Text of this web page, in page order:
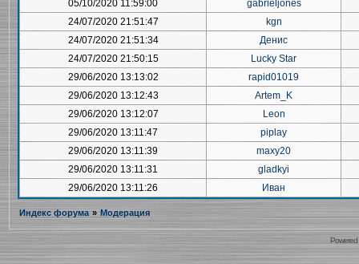
05/10/2020 11:59:00
gabrieljones
24/07/2020 21:51:47
kgn
24/07/2020 21:51:34
Денис
24/07/2020 21:50:15
Lucky Star
29/06/2020 13:13:02
rapid01019
29/06/2020 13:12:43
Artem_K
29/06/2020 13:12:07
Leon
29/06/2020 13:11:47
piplay
29/06/2020 13:11:39
maxy20
29/06/2020 13:11:31
gladkyi
29/06/2020 13:11:26
Иван
Индекс форума » Модерация